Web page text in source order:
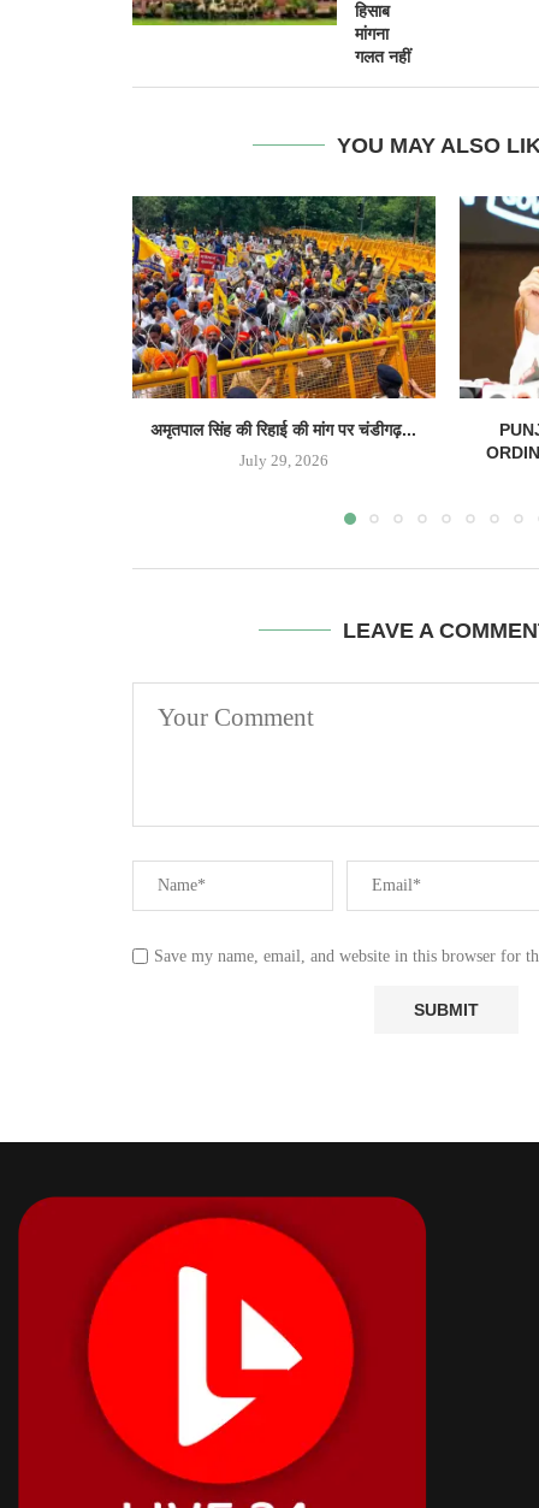
हिसाब
मांगना
गलत नहीं
YOU MAY ALSO
अमृतपाल सिंह की रिहाई की मांग पर चंडीगढ़...
July 29, 2026
LEAVE A
Save my name, email, and website in this browser for